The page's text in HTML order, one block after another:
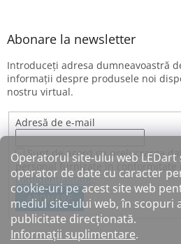
Operatorul site-ului web LEDart
operator de date cu caracter
cookie-uri pe acest site web
mediul site-ului web, în scopuri
publicitate direcționată.
Informații suplimentare.
Abonare la newsletter
Introduceţi adresa dumneavoastră
informaţii despre produsele noi
nostru virtual.
Adresă de e-mail
Sunt de acord cu prelucrarea
personal furnizate în conformitate
confidențialitate.
ABONARE